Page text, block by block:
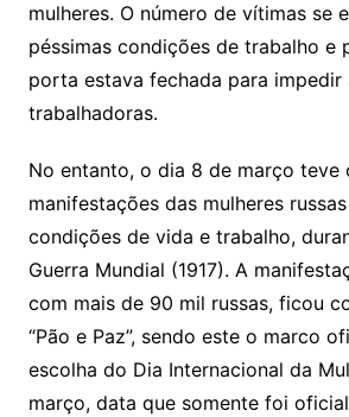
mulheres. O número de vítimas se
péssimas condições de trabalho e
porta estava fechada para impedir
trabalhadoras.
No entanto, o dia 8 de março teve
manifestações das mulheres
condições de vida e trabalho,
Guerra Mundial (1917). A
com mais de 90 mil russas, ficou
“Pão e Paz”, sendo este o marco
escolha do Dia Internacional da
março, data que somente foi